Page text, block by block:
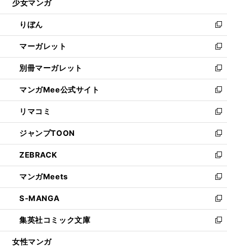
開
く
ウ
で
開
く
ン
ド
ウ
で
開
く
ウ
ィ
ン
ド
ウ
で
開
く
少女マンガ
りぼん
新
し
い
ウ
ィ
ン
ド
ウ
で
開
く
マーガレット
新
し
い
ウ
ィ
ン
ド
ウ
で
開
く
別冊マーガレット
新
し
い
ウ
ィ
ン
ド
ウ
で
開
く
マンガMee公式サイト
新
し
い
ウ
ィ
ン
ド
ウ
で
開
く
リマコミ
新
し
い
ウ
ィ
ン
ド
ウ
で
開
く
ジャンプTOON
新
し
い
ウ
ィ
ン
ド
ウ
で
開
ZEBRACK
新
し
い
ウ
ィ
ン
ド
ウ
マンガMeets
新
し
い
ウ
ィ
ン
S-MANGA
新
し
い
ウ
集英社コミック文庫
新
し
女性マンガ